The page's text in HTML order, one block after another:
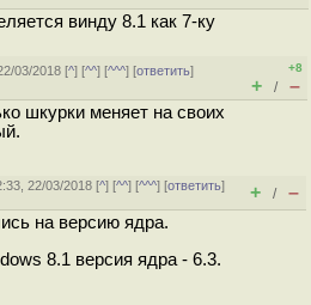
винду 8.1 как 7-ку
03/2018 [^] [^^] [^^^] [ответить]
+8
+ / –
шкурки меняет на своих
22/03/2018 [^] [^^] [^^^] [ответить]
+ / –
на версию ядра.
8.1 версия ядра - 6.3.